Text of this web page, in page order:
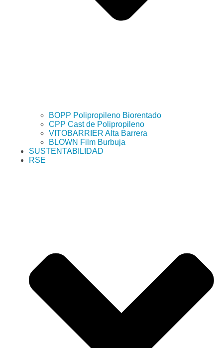
BOPP Polipropileno Biorentado
CPP Cast de Polipropileno
VITOBARRIER Alta Barrera
BLOWN Film Burbuja
SUSTENTABILIDAD
RSE